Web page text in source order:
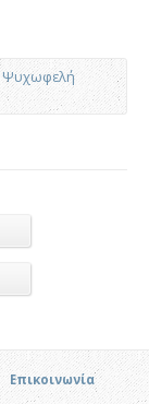
Ψυχωφελή
Επικοινωνία